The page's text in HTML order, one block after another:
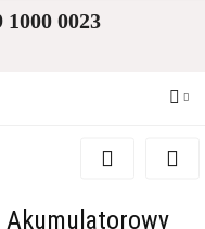
1000 0023
Zaloguj się
Dodaj zgłoszenie
Akumulatorowy